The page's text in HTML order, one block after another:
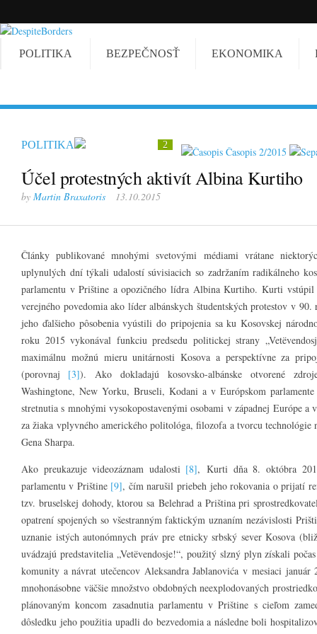
POLITIKA BEZPEČNOSŤ EKONOMIKA
POLITIKA
Časopis 2/2015
2
Účel protestných aktivít Albina Kurtiho
by Martin Braxatoris 13.10.2015
Články publikované mnohými svetovými médiami vrátane
uplynulých dní týkali udalostí súvisiacich so zadržaním radikálneho
parlamentu v Prištine a opozičného lídra Albina Kurtiho. Kurti vstúpil
verejného povedomia ako líder albánskych študentských protestov v
jeho ďalšieho pôsobenia vyústili do pripojenia sa ku Kosovskej
roku 2015 vykonával funkciu predsedu politickej strany
maximálnu možnú mieru unitárnosti Kosova a perspektívne za
(porovnaj [3]). Ako dokladajú kosovsko-albánske otvorené
Washingtone, New Yorku, Bruseli, Kodani a v Európskom
stretnutia s mnohými vysokopostavenými osobami v západnej Európe
za žiaka vplyvného amerického politológa, filozofa a tvorcu technológie
Gena Sharpa.
Ako preukazuje videozáznam udalosti [8], Kurti dňa 8. októbra
parlamentu v Prištine [9], čím narušil priebeh jeho rokovania o prijatí
tzv. bruselskej dohody, ktorou sa Belehrad a Priština pri
opatrení spojených so všestranným faktickým uznaním nezávislosti
uznanie istých autonómnych práv pre etnicky srbský sever Kosova
uvádzajú predstavitelia „Vetëvendosje!“, použitý slzný plyn získali
komunity a návrat utečencov Aleksandra Jablanovića v mesiaci
mnohonásobne väčšie množstvo obdobných neexplodovaných
plánovaným koncom zasadnutia parlamentu v Prištine s cieľom
dôsledku jeho použitia upadli do bezvedomia a následne boli